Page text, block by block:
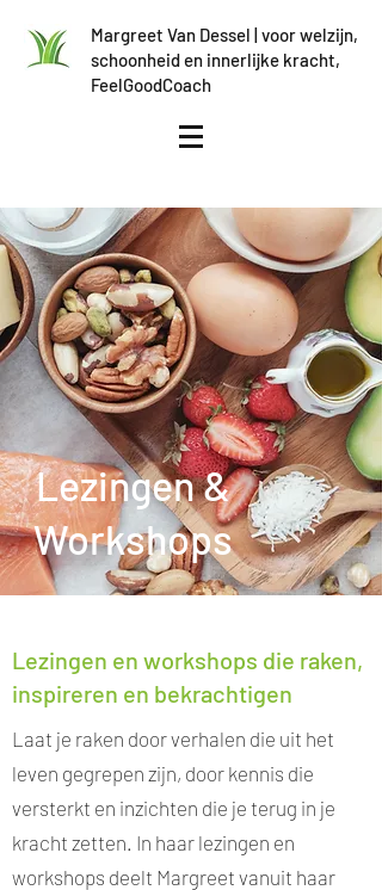
Margreet Van Dessel | voor welzijn,
schoonheid en innerlijke kracht,
FeelGoodCoach
Lezingen &
Workshops
Lezingen en workshops die raken,
inspireren en bekrachtigen
Laat je raken door verhalen die uit het
leven gegrepen zijn, door kennis die
versterkt en inzichten die je terug in je
kracht zetten. In haar lezingen en
workshops deelt Margreet vanuit haar